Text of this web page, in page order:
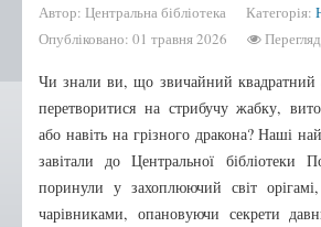
Бібліотека-філія №1
Бібліотека-філія №2
Бібліотека-філія №3
Бібліотека-філія №4
Бібліотека-філія №5
Бібліотека-філія №6
Автор: Центральна бібліотека Категорія:
Опубліковано: 01 травня 2026
Чи знали ви, що звичайний
перетворитися на стрибучу жабку,
або навіть на грізного дракона? Наші
завітали до Центральної бібліотеки
поринули у захоплюючий світ
чарівниками, опановуючи секрети